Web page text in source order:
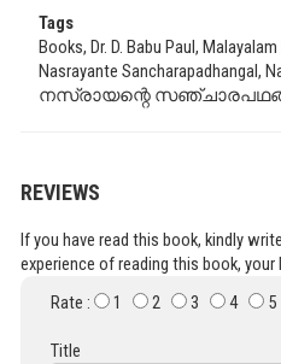
Tags
Books, Dr. D. Babu Paul,
Nasrayante Sancharapadhangal,
നസ്രായന്റെ
REVIEWS
If you have read this book, kindly
experience of reading this book,
Rate :
1 2 3 4 5
Title